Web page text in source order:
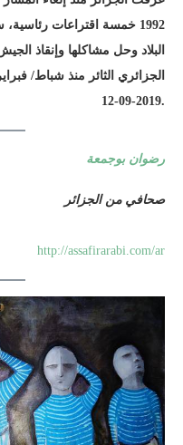
1992 خمسة اقتراعات
البلاد وحل مشاكلها وإنقاذ
الجزائري الثائر منذ شباط/
.2019-09-12
رضوان بوجمعة
صحافي من الجزائر
http://assafirarabi.com/ar